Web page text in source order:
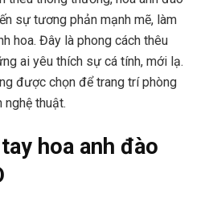
sự tương phản mạnh mẽ, làm
hoa. Đây là phong cách thêu
ai yêu thích sự cá tính, mới lạ.
được chọn để trang trí phòng
nghệ thuật.
hoa anh đào